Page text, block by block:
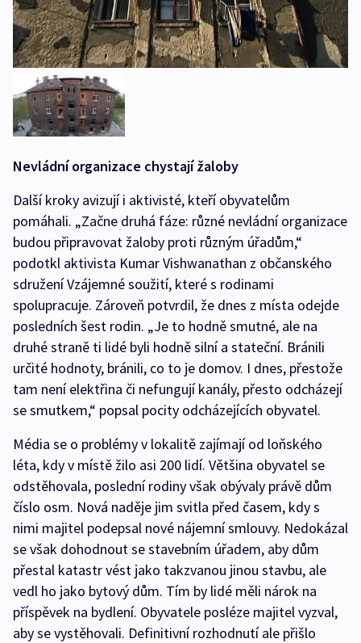
Nevládní organizace chystají žaloby
Další kroky avizují i aktivisté, kteří obyvatelům
pomáhali. „Začne druhá fáze: různé nevládní organizace
budou připravovat žaloby proti různým úřadům,“
podotkl aktivista Kumar Vishwanathan z občanského
sdružení Vzájemné soužití, které s rodinami
spolupracuje. Zároveň potvrdil, že dnes z místa odejde
posledních šest rodin. „Je to hodně smutné, ale na
druhé straně ti lidé byli hodně silní a stateční. Bránili
určité hodnoty, bránili, co to je domov. I dnes, přestože
tam není elektřina či nefungují kanály, přesto odcházejí
se smutkem,“ popsal pocity odcházejících obyvatel.
Média se o problémy v lokalitě zajímají od loňského
léta, kdy v místě žilo asi 200 lidí. Většina obyvatel se
odstěhovala, poslední rodiny však obývaly právě dům
číslo osm. Nová naděje jim svitla před časem, kdy s
nimi majitel podepsal nové nájemní smlouvy. Nedokázal
se však dohodnout se stavebním úřadem, aby dům
přestal katastr vést jako takzvanou jinou stavbu, ale
vedl ho jako bytový dům. Tím by lidé měli nárok na
příspěvek na bydlení. Obyvatele posléze majitel vyzval,
aby se vystěhovali. Definitivní rozhodnutí ale přišlo